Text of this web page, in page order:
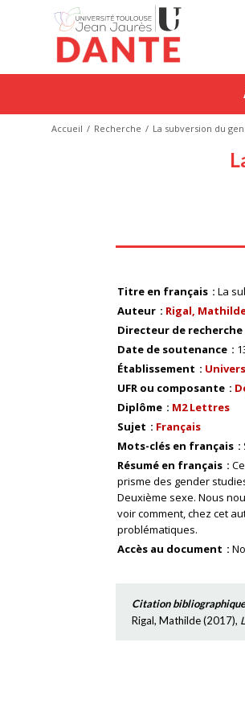
Accueil Recherche La subversion du
Titre en français
La
Auteur
Rigal,
Directeur de recherche
Date de soutenance
Établissement
UFR ou composante
Diplôme
M2 Lettres
Sujet
Français
Mots-clés en français
Résumé en français
prisme des gender
Deuxième sexe. Nous
voir comment, chez cet
problématiques.
Accès au document
Citation bibliographique
Rigal, Mathilde(2017),